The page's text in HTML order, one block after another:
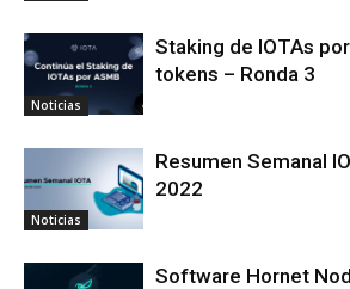
Noticias
Staking de IOTAs
tokens – Ronda 3
Noticias
Resumen Semanal
2022
Software Hornet